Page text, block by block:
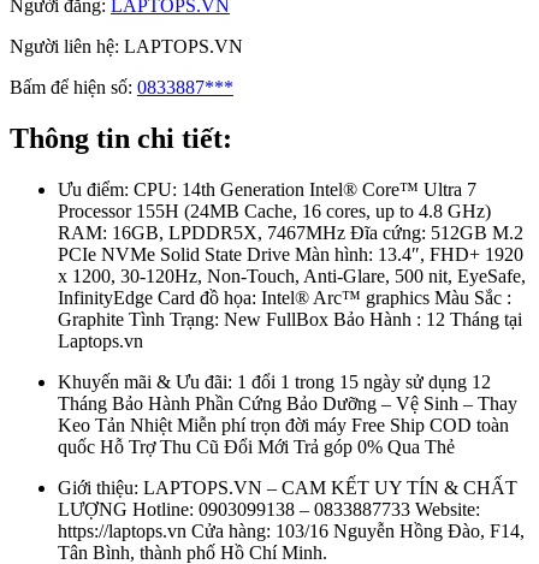
Người đăng: LAPTOPS.VN
Người liên hệ: LAPTOPS.VN
Bấm để hiện số: 0833887***
Thông tin chi tiết:
Ưu điểm: CPU: 14th Generation Intel® Core™ Ultra 7
Processor 155H (24MB Cache, 16 cores, up to 4.8 GHz)
RAM: 16GB, LPDDR5X, 7467MHz Đĩa cứng: 512GB M.2
PCIe NVMe Solid State Drive Màn hình: 13.4″, FHD+ 1920
x 1200, 30-120Hz, Non-Touch, Anti-Glare, 500 nit, EyeSafe,
InfinityEdge Card đồ họa: Intel® Arc™ graphics Màu Sắc :
Graphite Tình Trạng: New FullBox Bảo Hành : 12 Tháng tại
Laptops.vn
Khuyến mãi & Ưu đãi: 1 đổi 1 trong 15 ngày sử dụng 12
Tháng Bảo Hành Phần Cứng Bảo Dưỡng – Vệ Sinh – Thay
Keo Tản Nhiệt Miễn phí trọn đời máy Free Ship COD toàn
quốc Hỗ Trợ Thu Cũ Đổi Mới Trả góp 0% Qua Thẻ
Giới thiệu: LAPTOPS.VN – CAM KẾT UY TÍN & CHẤT
LƯỢNG Hotline: 0903099138 – 0833887733 Website:
https://laptops.vn Cửa hàng: 103/16 Nguyễn Hồng Đào, F14,
Tân Bình, thành phố Hồ Chí Minh.